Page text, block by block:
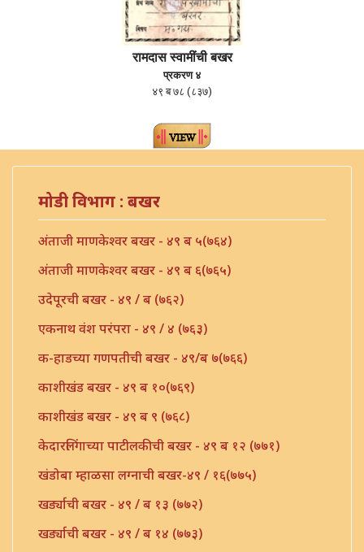
रामदास स्वामींची बखर
प्रकरण ४
४९ ब ७८ (८३७)
मोडी विभाग : बखर
अंताजी माणकेश्वर बखर - ४९ ब ५(७६४)
अंताजी माणकेश्वर बखर - ४९ ब ६(७६५)
उदेपूरची बखर - ४९ / ब (७६२)
एकनाथ वंश परंपरा - ४९ / ४ (७६३)
क-हाडच्या गणपतीची बखर - ४९/ब ७(७६६)
काशीखंड बखर - ४९ ब १०(७६९)
काशीखंड बखर - ४९ ब ९ (७६८)
केदारलिंगाच्या पाटीलकीची बखर - ४९ ब १२ (७७१)
खंडोबा म्हाळसा लग्नाची बखर-४९ / १६(७७५)
खर्ड्याची बखर - ४९ / ब १३ (७७२)
खर्ड्याची बखर - ४९ / ब १४ (७७३)